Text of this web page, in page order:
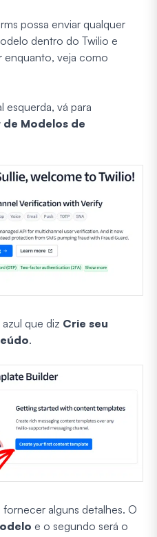
possa enviar qualquer
dentro do Twilio e
enquanto, veja como
esquerda, vá para
Modelos de
que diz Crie seu
.
alguns detalhes. O
e o segundo será o